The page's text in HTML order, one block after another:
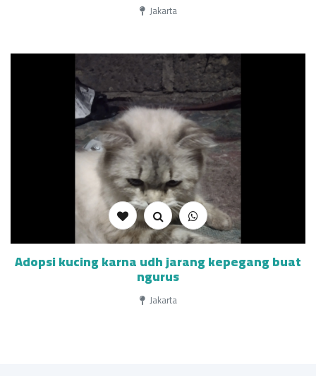
Jakarta
Adopsi kucing karna udh jarang kepegang buat
ngurus
Jakarta